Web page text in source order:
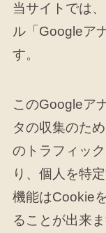
当サイトでは
ル「Googleア
す。
このGoogleア
タの収集のた
のトラフィッ
り、個人を特
機能はCookie
ることが出来